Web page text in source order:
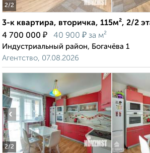
2/2
3-к квартира, вторичка, 115м², 2/2
4 700 000 ₽ 40 900 ₽ за м²
Индустриальный район, Богачёва 1
Агентство, 07.08.2026
2/2
‹